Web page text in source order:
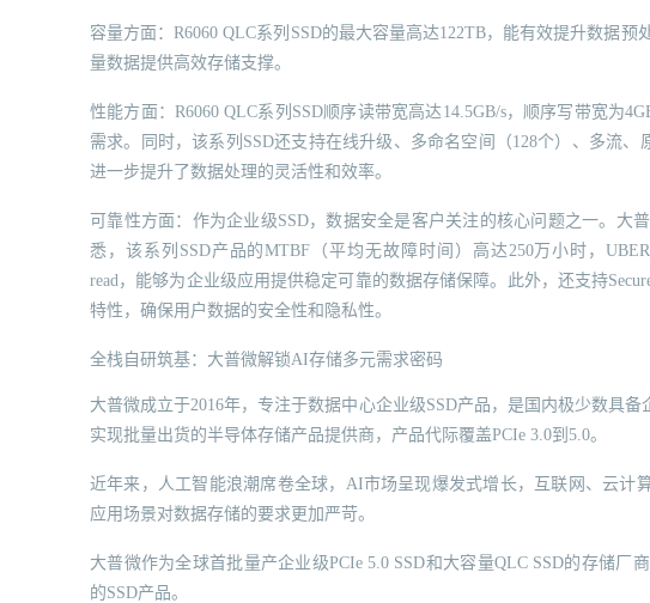
容量方面：R6060 QLC系列SSD的最大容量高达122TB，能有效提升数据
量数据提供高效存储支撑。
性能方面：R6060 QLC系列SSD顺序读带宽高达14.5GB/s，顺序写带宽为
需求。同时，该系列SSD还支持在线升级、多命名空间（128个）、多流、
进一步提升了数据处理的灵活性和效率。
可靠性方面：作为企业级SSD，数据安全是客户关注的核心问题之一。大
悉，该系列SSD产品的MTBF（平均无故障时间）高达250万小时，
read，能够为企业级应用提供稳定可靠的数据存储保障。此外，还支持
特性，确保用户数据的安全性和隐私性。
全栈自研筑基：大普微解锁AI存储多元需求密码
大普微成立于2016年，专注于数据中心企业级SSD产品，是国内极少数具
实现批量出货的半导体存储产品提供商，产品代际覆盖PCIe 3.0到5.0。
近年来，人工智能浪潮席卷全球，AI市场呈现爆发式增长，互联网、云
应用场景对数据存储的要求更加严苛。
大普微作为全球首批量产企业级PCIe 5.0 SSD和大容量QLC SSD的存储
的SSD产品。